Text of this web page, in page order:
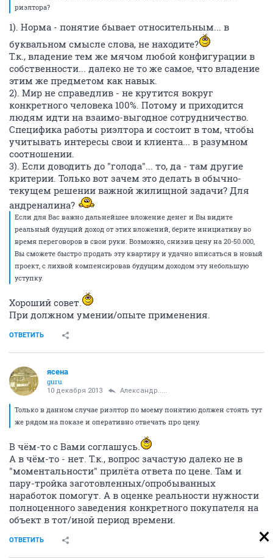
риэлтора?
1). Норма - понятие бывает относительным... в
буквальном смысле слова, не находите?
Т.к., владение тем же мячом любой конфигурации в
собственности... далеко не то же самое, что владение
этим же предметом как навык.
2). Мир не справедлив - не крутится вокруг
конкретного человека 100%. Потому и приходится
людям идти на взаимо-выгодное сотрудничество.
Специфика работы риэлтора и состоит в том, чтобы
учитывать интересы свои и клиента... в разумном
соотношении.
3). Если доводить до "голода"... то, да - там другие
критерии. Только вот зачем это делать в обычно-
текущем решении важной жилищной задачи? Для
андреналина?
Если для Вас важно дальнейшее вложение денег и Вы видите
реальный будущий доход от этих вложений, берите инициативу во
время переговоров в свои руки. Возможно, снизив цену на 20-50.000,
Вы сможете быстро продать эту квартиру и удачно вписаться в новый
проект, с лихвой компенсировав будущим доходом эту небольшую
уступку.
Хороший совет.
При должном умении/опыте применения.
ОТВЕТИТЬ
ясена
guru
10 декабря 2013 Александр.....
Только в данном случае риэлтор по моему понятию должен стоять тут
же рядом на показе и оперативно отвечать про цену.
В чём-то с Вами соглашусь.
А в чём-то - нет. Т.к., вопрос зачастую далеко не в
"моментальности" прилёта ответа по цене. Там и
пару-тройка заготовленных/опробыванных
наработок помогут. А в оценке реальности нужности
полноценного заведения конкретного покупателя на
объект в тот/иной период времени.
ОТВЕТИТЬ